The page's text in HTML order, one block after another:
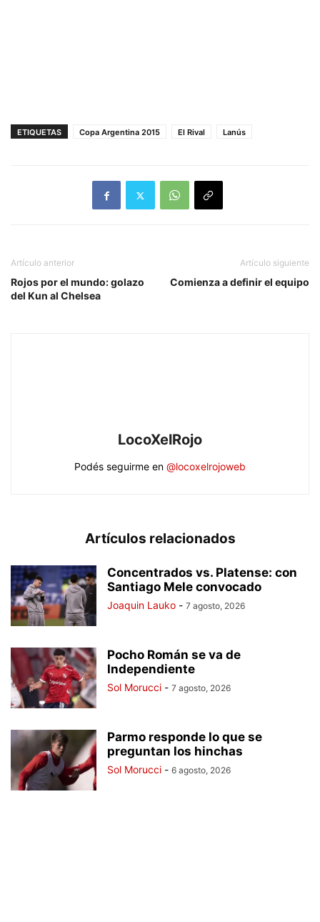
ETIQUETAS Copa Argentina 2015 El Rival Lanús
Artículo anterior
Rojos por el mundo: golazo
del Kun al Chelsea
Artículo siguiente
Comienza a definir el equipo
LocoXelRojo
Podés seguirme en @locoxelrojoweb
Artículos relacionados
Concentrados vs. Platense: con
Santiago Mele convocado
Joaquin Lauko - 7 agosto, 2026
Pocho Román se va de
Independiente
Sol Morucci - 7 agosto, 2026
Parmo responde lo que se
preguntan los hinchas
Sol Morucci - 6 agosto, 2026